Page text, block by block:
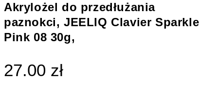
Akrylożel do przedłużania
paznokci, JEELIQ Clavier Sparkle
Pink 08 30g,
27.00 zł